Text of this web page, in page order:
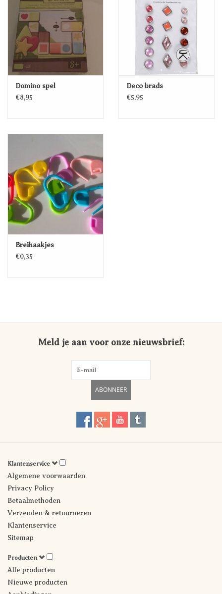
Domino spel
€8,95
Deco brads
€5,95
Breihaakjes
€0,35
Meld je aan voor onze nieuwsbrief:
ABONNEER
Klantenservice
Algemene voorwaarden
Privacy Policy
Betaalmethoden
Verzenden & retourneren
Klantenservice
Sitemap
Producten
Alle producten
Nieuwe producten